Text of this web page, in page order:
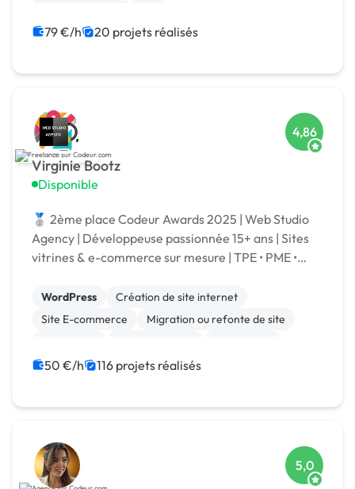
79 €/h 20 projets réalisés
Virginie Bootz
Disponible
4,86
🥈 2ème place Codeur Awards 2025 | Web Studio
Agency | Développeuse passionnée 15+ ans | Sites
vitrines & e-commerce sur mesure | TPE • PME •
WordPress
Création de site internet
Site E-commerce
Migration ou refonte de site
WooCommerce
Développement spécifique
50 €/h 116 projets réalisés
5,0